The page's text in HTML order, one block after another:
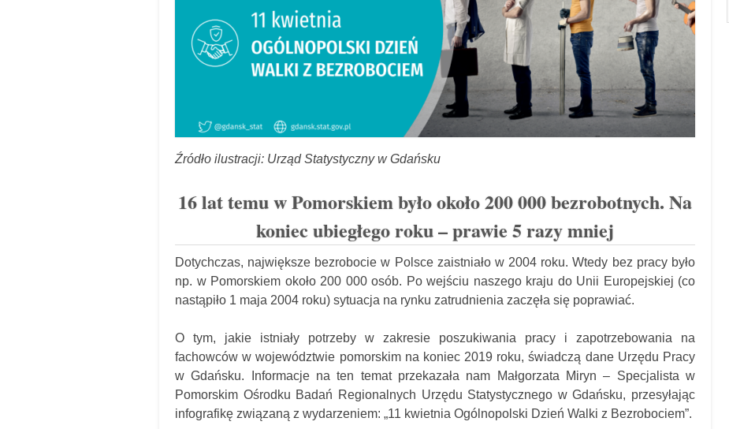
Źródło ilustracji: Urząd Statystyczny w Gdańsku
16 lat temu w Pomorskiem było około 200 000 bezrobotnych. Na
koniec ubiegłego roku – prawie 5 razy mniej
Dotychczas, największe bezrobocie w Polsce zaistniało w 2004 roku. Wtedy bez pracy było
np. w Pomorskiem około 200 000 osób. Po wejściu naszego kraju do Unii Europejskiej (co
nastąpiło 1 maja 2004 roku) sytuacja na rynku zatrudnienia zaczęła się poprawiać.
O tym, jakie istniały potrzeby w zakresie poszukiwania pracy i zapotrzebowania na
fachowców w województwie pomorskim na koniec 2019 roku, świadczą dane Urzędu Pracy
w Gdańsku. Informacje na ten temat przekazała nam Małgorzata Miryn – Specjalista w
Pomorskim Ośrodku Badań Regionalnych Urzędu Statystycznego w Gdańsku, przesyłając
infografikę związaną z wydarzeniem: „11 kwietnia Ogólnopolski Dzień Walki z Bezrobociem”.